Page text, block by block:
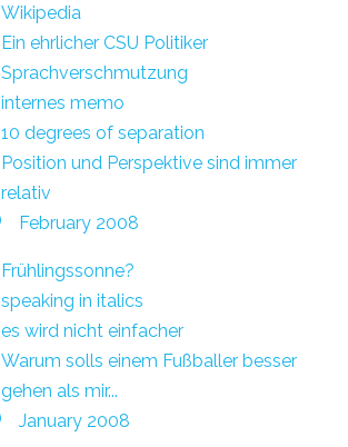
Wikipedia
Ein ehrlicher CSU Politiker
Sprachverschmutzung
internes memo
10 degrees of separation
Position und Perspektive sind immer
relativ
February 2008
Frühlingssonne?
speaking in italics
es wird nicht einfacher
Warum solls einem Fußballer besser
gehen als mir...
January 2008